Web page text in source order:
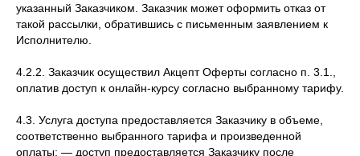
указанный Заказчиком. Заказчик может оформить отказ от
такой рассылки, обратившись с письменным заявлением к
Исполнителю.
4.2.2. Заказчик осуществил Акцепт Оферты согласно п. 3.1.,
оплатив доступ к онлайн-курсу согласно выбранному тарифу.
4.3. Услуга доступа предоставляется Заказчику в объеме,
соответственно выбранного тарифа и произведенной
оплаты: — доступ предоставляется Заказчику после